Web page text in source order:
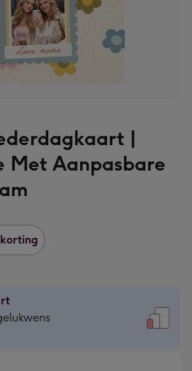
|
Met Aanpasbare